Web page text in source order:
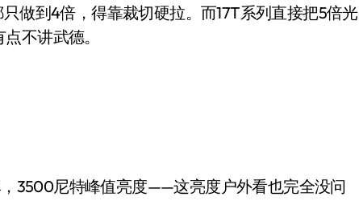
做到4倍，得靠裁切硬拉。而17T系列直接把5倍光
不讲武德。